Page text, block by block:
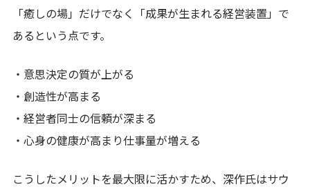
「癒しの場」だけでなく「成果が生まれる経営装置」で
あるという点です。
・意思決定の質が上がる
・創造性が高まる
・経営者同士の信頼が深まる
・心身の健康が高まり仕事量が増える
こうしたメリットを最大限に活かすため、深作氏はサウ